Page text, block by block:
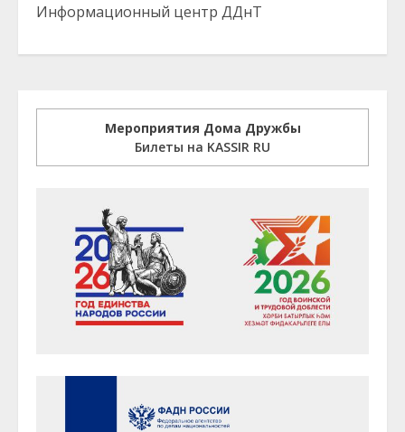
Информационный центр ДДнТ
Мероприятия Дома Дружбы
Билеты на KASSIR RU